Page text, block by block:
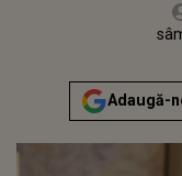
Adaugă-